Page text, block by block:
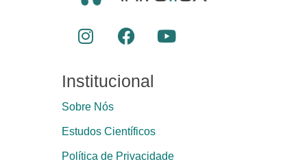
Institucional
Sobre Nós
Estudos Científicos
Política de Privacidade